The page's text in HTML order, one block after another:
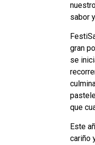
sabor
gran
se
que
Este
cariño